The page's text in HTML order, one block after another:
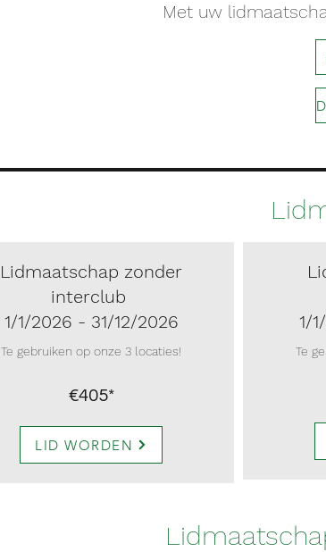
Met uw
Lidmaatschap zonder
interclub
1/1/2026 - 31/12/2026
Te gebruiken op onze 3 locaties!
€405*
LID WORDEN
1/
Te